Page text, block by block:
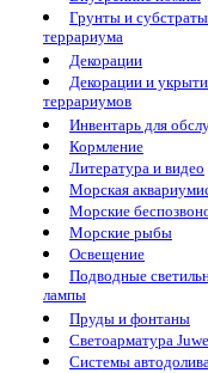
Грунты и
террариума
Декорации
Декорации и
террариумов
Инвентарь для
Кормление
Литература и видео
Морская
Морские
Морские рыбы
Освещение
Подводные
лампы
Пруды и фонтаны
Светоарматура
Системы